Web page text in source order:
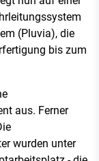
(Pluvia), die
bis zum
aus. Ferner
wurden unter